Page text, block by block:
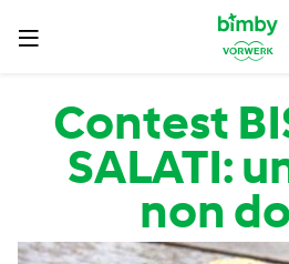
Salta al contenuto principale
Contest
SALATI:
non